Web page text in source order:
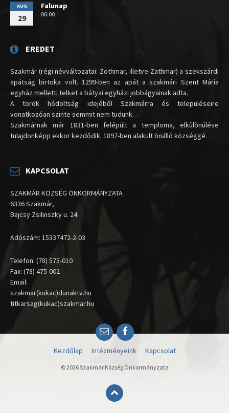
AUG
29
Falunap
06:00
EREDET
Szakmár (régi névváltozatai: Zothmar, illetve Zathmar) a szekszárdi
apátság birtoka volt. 1299-ben az apát a szakmári Szent Mária
egyház melletti telket a bátyai egyházi jobbágyainak adta.
A török hódoltság idejéből Szakmárra és településeire
vonatkozóan szinte semmit nem tudunk.
Szakmárnak már 1831-ben felépült a temploma, elkülönülése
tulajdonképp ekkor kezdődik. 1897-ben alakult önálló községgé.
KAPCSOLAT
SZAKMÁR KÖZSÉG ÖNKORMÁNYZATA
6336 Szakmár,
Bajcsy Zsilinszky u. 24.
Adószám: 15337472-2-03
Telefon: (78) 575-010
Fax: (78) 475-002
Email:
szakmar(kukac)dunaktv.hu
titkarsag(kukac)szakmar.hu
EmailFacebook
Kezdőlap Intézményeink Kapcsolat
© 2026 Szakmár Község Önkormányzata